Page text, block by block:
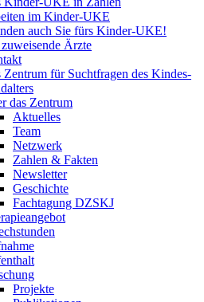
im Kinder-UKE
auch Sie fürs Kinder-UKE!
Ärzte
Zentrum für Suchtfragen des Kindes-
das Zentrum
Aktuelles
Team
Netzwerk
Zahlen & Fakten
Newsletter
Geschichte
Fachtagung DZSKJ
Projekte